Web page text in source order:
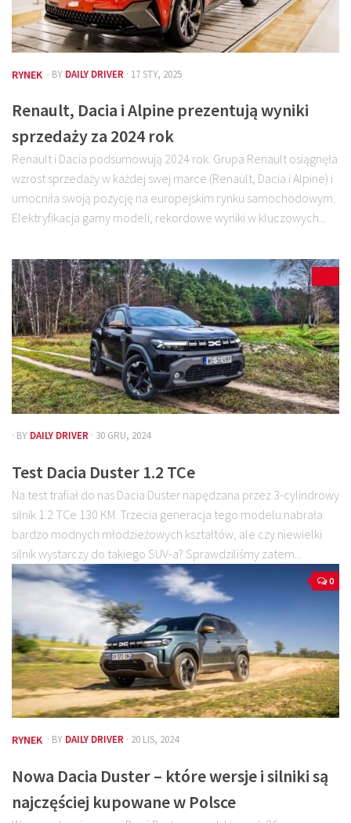
RYNEK · BY DAILY DRIVER · 17 STY, 2025
Renault, Dacia i Alpine prezentują wyniki
sprzedaży za 2024 rok
Renault i Dacia podsumowują 2024 rok. Grupa Renault osiągnęła
wzrost sprzedaży w każdej swej marce (Renault, Dacia i Alpine) i
umocniła swoją pozycję na europejskim rynku samochodowym.
Elektryfikacja gamy modeli, rekordowe wyniki w kluczowych...
· BY DAILY DRIVER · 30 GRU, 2024
Test Dacia Duster 1.2 TCe
Na test trafiał do nas Dacia Duster napędzana przez 3-cylindrowy
silnik 1.2 TCe 130 KM. Trzecia generacja tego modelu nabrała
bardzo modnych młodzieżowych kształtów, ale czy niewielki
silnik wystarczy do takiego SUV-a? Sprawdziliśmy zatem...
0
RYNEK · BY DAILY DRIVER · 20 LIS, 2024
Nowa Dacia Duster – które wersje i silniki są
najczęściej kupowane w Polsce